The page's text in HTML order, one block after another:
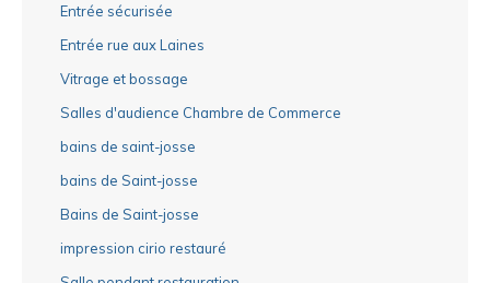
Entrée sécurisée
Entrée rue aux Laines
Vitrage et bossage
Salles d'audience Chambre de Commerce
bains de saint-josse
bains de Saint-josse
Bains de Saint-josse
impression cirio restauré